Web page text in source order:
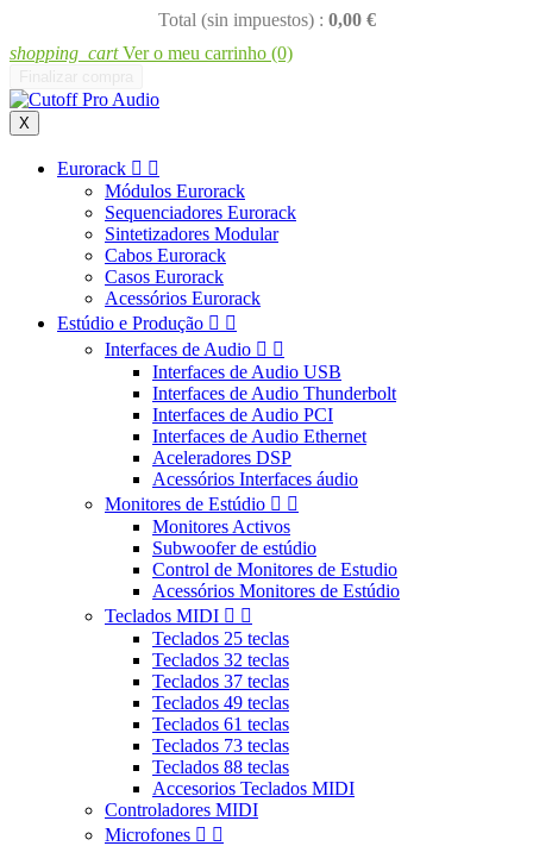
Total (sin impuestos) : 0,00 €
shopping_cart Ver o meu carrinho (0)
X
Eurorack  
Módulos Eurorack
Sequenciadores Eurorack
Sintetizadores Modular
Cabos Eurorack
Casos Eurorack
Acessórios Eurorack
Estúdio e Produção  
Interfaces de Audio  
Interfaces de Audio USB
Interfaces de Audio Thunderbolt
Interfaces de Audio PCI
Interfaces de Audio Ethernet
Aceleradores DSP
Acessórios Interfaces áudio
Monitores de Estúdio  
Monitores Activos
Subwoofer de estúdio
Control de Monitores de Estudio
Acessórios Monitores de Estúdio
Teclados MIDI  
Teclados 25 teclas
Teclados 32 teclas
Teclados 37 teclas
Teclados 49 teclas
Teclados 61 teclas
Teclados 73 teclas
Teclados 88 teclas
Accesorios Teclados MIDI
Controladores MIDI
Microfones  